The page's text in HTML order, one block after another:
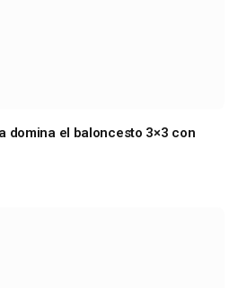
domina el baloncesto 3×3 con